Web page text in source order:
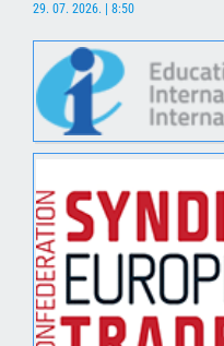
29. 07. 2026. | 8:50